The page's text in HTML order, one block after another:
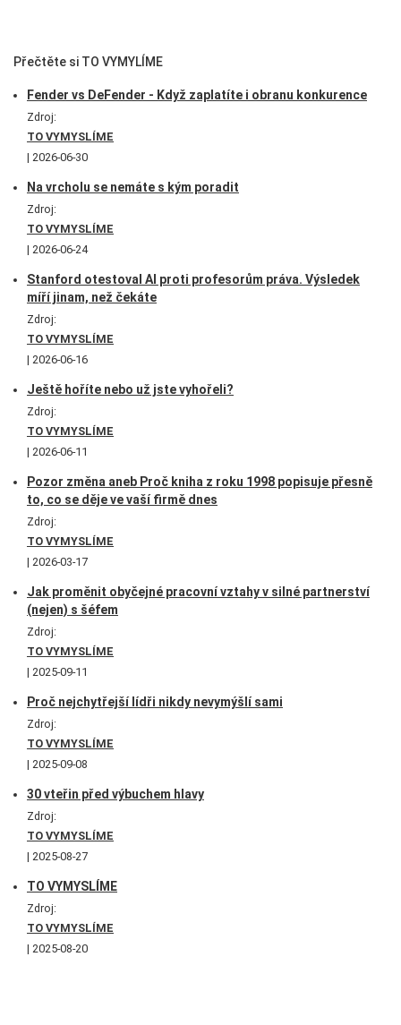
Přečtěte si TO VYMYLÍME
Fender vs DeFender - Když zaplatíte i obranu konkurence
Zdroj:
TO VYMYSLÍME
2026-06-30
Na vrcholu se nemáte s kým poradit
Zdroj:
TO VYMYSLÍME
2026-06-24
Stanford otestoval AI proti profesorům práva. Výsledek
míří jinam, než čekáte
Zdroj:
TO VYMYSLÍME
2026-06-16
Ještě hoříte nebo už jste vyhořeli?
Zdroj:
TO VYMYSLÍME
2026-06-11
Pozor změna aneb Proč kniha z roku 1998 popisuje přesně
to, co se děje ve vaší firmě dnes
Zdroj:
TO VYMYSLÍME
2026-03-17
Jak proměnit obyčejné pracovní vztahy v silné partnerství
(nejen) s šéfem
Zdroj:
TO VYMYSLÍME
2025-09-11
Proč nejchytřejší lídři nikdy nevymýšlí sami
Zdroj:
TO VYMYSLÍME
2025-09-08
30 vteřin před výbuchem hlavy
Zdroj:
TO VYMYSLÍME
2025-08-27
TO VYMYSLÍME
Zdroj:
TO VYMYSLÍME
2025-08-20